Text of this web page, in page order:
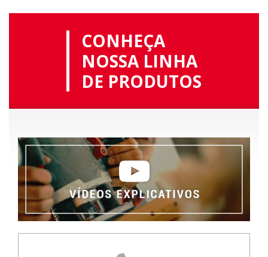
CONHEÇA
NOSSA LINHA
DE PRODUTOS